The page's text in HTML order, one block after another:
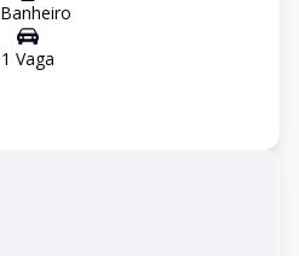
Banheiro
1 Vaga